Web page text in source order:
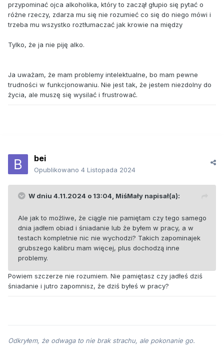
przypominać ojca alkoholika, który to zaczął głupio się pytać o
różne rzeczy, zdarza mu się nie rozumieć co się do niego mówi i
trzeba mu wszystko roztłumaczać jak krowie na między
Tylko, że ja nie piję alko.
Ja uważam, że mam problemy intelektualne, bo mam pewne
trudności w funkcjonowaniu. Nie jest tak, że jestem niezdolny do
życia, ale muszę się wysilać i frustrować.
bei
Opublikowano 4 Listopada 2024
W dniu 4.11.2024 o 13:04, MiśMały napisał(a):
Ale jak to możliwe, że ciągle nie pamiętam czy tego samego
dnia jadłem obiad i śniadanie lub że byłem w pracy, a w
testach kompletnie nic nie wychodzi? Takich zapominajek
grubszego kalibru mam więcej, plus dochodzą inne
problemy.
Powiem szczerze nie rozumiem. Nie pamiętasz czy jadłeś dziś
śniadanie i jutro zapomnisz, że dziś byłeś w pracy?
Odkryłem, że odwaga to nie brak strachu, ale pokonanie go.